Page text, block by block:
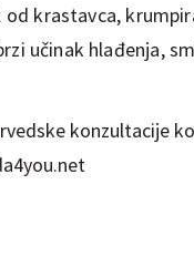
od krastavca,
učinak hlađenja,
konzultacije
.net